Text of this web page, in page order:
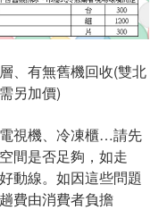
、有無舊機回收(雙北
另加價)
視機、冷凍櫃…請先
間是否足夠，如走
動線。如因這些問題
費由消費者負擔